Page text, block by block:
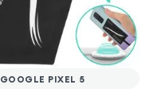
GOOGLE PIXEL 5